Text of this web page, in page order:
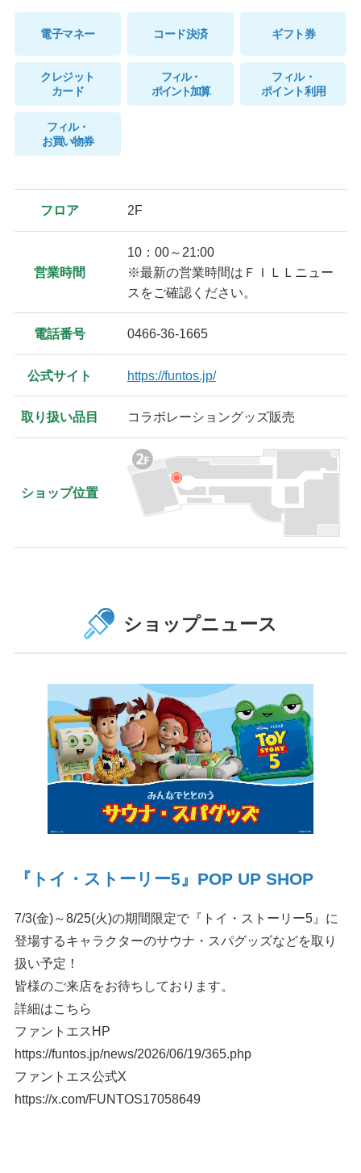
電子マネー コード決済 ギフト券
クレジット
カード
フィル・
ポイント加算
フィル・
ポイント利用
フィル・
お買い物券
フロア 2F
営業時間
10：00～21:00
※最新の営業時間はＦＩＬＬニュー
スをご確認ください。
電話番号 0466-36-1665
公式サイト https://funtos.jp/
取り扱い品目 コラボレーショングッズ販売
ショップ位置
ショップニュース
『トイ・ストーリー5』POP UP SHOP
7/3(金)～8/25(火)の期間限定で『トイ・ストーリー5』に
登場するキャラクターのサウナ・スパグッズなどを取り
扱い予定！
皆様のご来店をお待ちしております。
詳細はこちら
ファントエスHP
https://funtos.jp/news/2026/06/19/365.php
ファントエス公式X
https://x.com/FUNTOS17058649